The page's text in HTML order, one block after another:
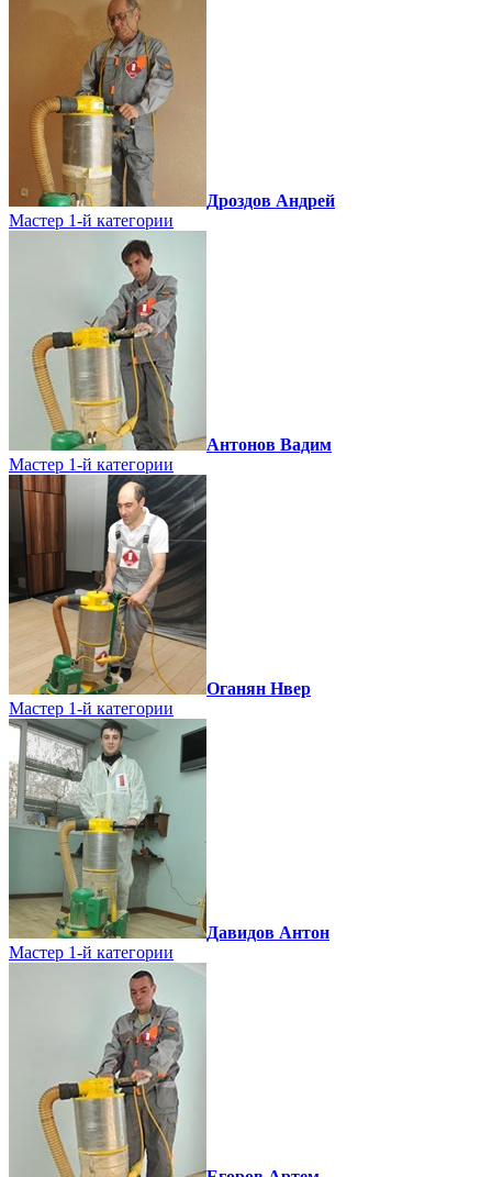
Дроздов Андрей
Мастер 1-й категории
Антонов Вадим
Мастер 1-й категории
Оганян Нвер
Мастер 1-й категории
Давидов Антон
Мастер 1-й категории